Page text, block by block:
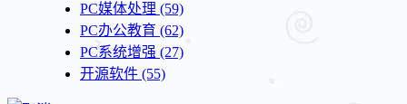
PC媒体处理 (59)
PC办公教育 (62)
PC系统增强 (27)
开源软件 (55)